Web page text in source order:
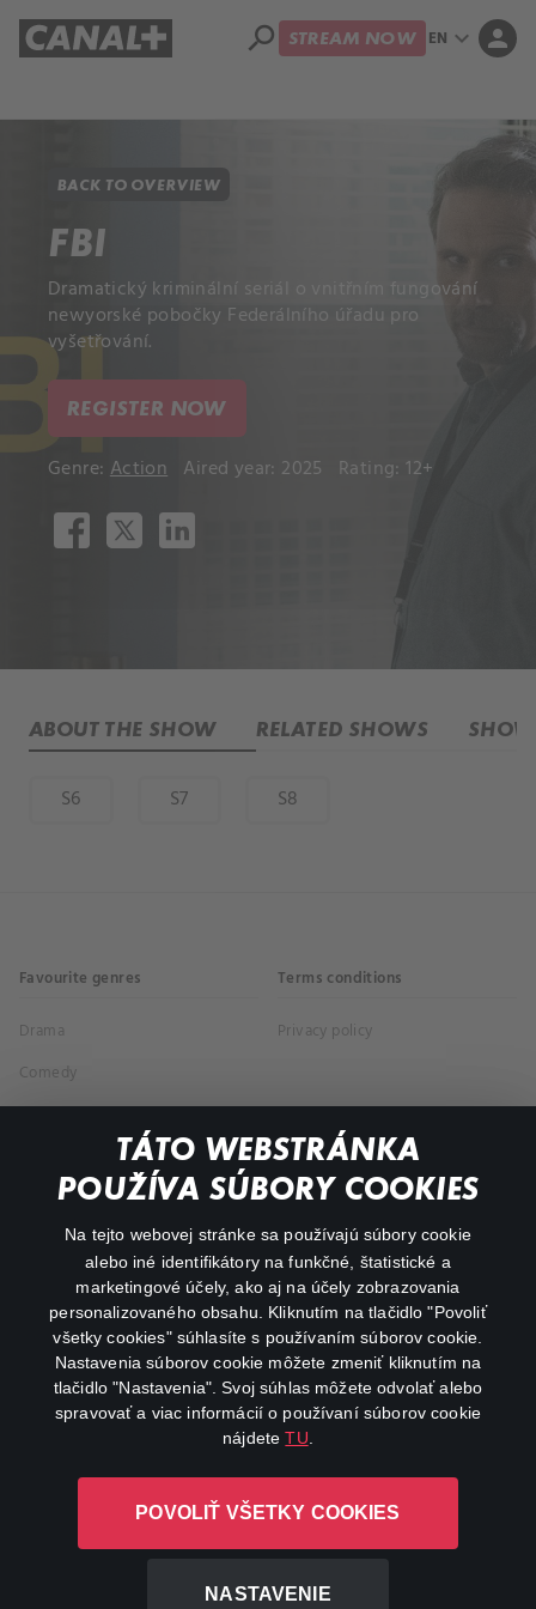
TÁTO WEBSTRÁNKA
POUŽÍVA SÚBORY COOKIES
Na tejto webovej stránke sa používajú súbory cookie
alebo iné identifikátory na funkčné, štatistické a
marketingové účely, ako aj na účely zobrazovania
personalizovaného obsahu. Kliknutím na tlačidlo "Povoliť
všetky cookies" súhlasíte s používaním súborov cookie.
Nastavenia súborov cookie môžete zmeniť kliknutím na
tlačidlo "Nastavenia". Svoj súhlas môžete odvolať alebo
spravovať a viac informácií o používaní súborov cookie
nájdeteTU
POVOLIŤ VŠETKY COOKIES
NASTAVENIE
search STREAM NOW EN expand_more person
BACK TO OVERVIEW
FBI
Dramatický kriminální seriál o vnitřním fungování
newyorské pobočky Federálního úřadu pro
vyšetřování.
REGISTER NOW
Genre: Action Aired year: 2025 Rating: 12+
ABOUT THE SHOW RELATED SHOWS
S6 S7 S8
Favourite genres
Drama
Comedy
Terms conditions
Privacy policy
My profile
Important links
Canal+ Luxembourg S. à r.l. so sídlom Rue Albert Borschette 4,